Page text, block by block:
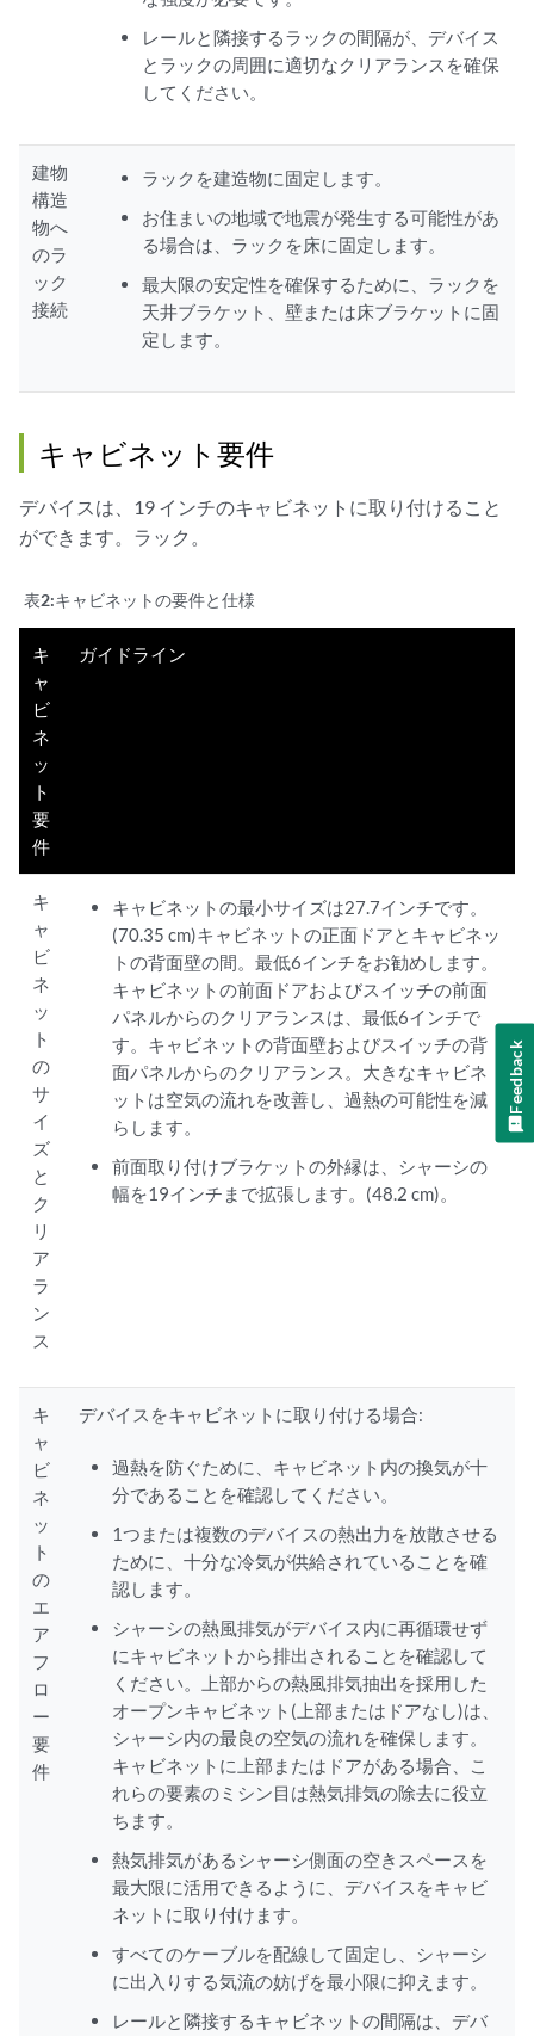
レールと隣接するラックの間隔が、デバイス
とラックの周囲に適切なクリアランスを確保
してください。
建物
構造
物へ
のラ
ック
接続
ラックを建造物に固定します。
お住まいの地域で地震が発生する可能性があ
る場合は、ラックを床に固定します。
最大限の安定性を確保するために、ラックを
天井ブラケット、壁または床ブラケットに固
定します。
キャビネット要件
デバイスは、19 インチのキャビネットに取り付けること
ができます。ラック。
表2:キャビネットの要件と仕様
キ
ャ
ビ
ネ
ッ
ト
要
件
ガイドライン
キ
ャ
ビ
ネ
ッ
ト
の
サ
イ
ズ
と
ク
リ
ア
ラ
ン
ス
キャビネットの最小サイズは27.7インチです。
(70.35 cm)キャビネットの正面ドアとキャビネッ
トの背面壁の間。最低6インチをお勧めします。
キャビネットの前面ドアおよびスイッチの前面
パネルからのクリアランスは、最低6インチで
す。キャビネットの背面壁およびスイッチの背
面パネルからのクリアランス。大きなキャビネ
ットは空気の流れを改善し、過熱の可能性を減
らします。
前面取り付けブラケットの外縁は、シャーシの
幅を19インチまで拡張します。(48.2 cm)。
キ
ャ
ビ
ネ
ッ
ト
の
エ
ア
フ
ロ
ー
要
件
デバイスをキャビネットに取り付ける場合:
過熱を防ぐために、キャビネット内の換気が十
分であることを確認してください。
1つまたは複数のデバイスの熱出力を放散させる
ために、十分な冷気が供給されていることを確
認します。
シャーシの熱風排気がデバイス内に再循環せず
にキャビネットから排出されることを確認して
ください。上部からの熱風排気抽出を採用した
オープンキャビネット(上部またはドアなし)は、
シャーシ内の最良の空気の流れを確保します。
キャビネットに上部またはドアがある場合、こ
れらの要素のミシン目は熱気排気の除去に役立
ちます。
熱気排気があるシャーシ側面の空きスペースを
最大限に活用できるように、デバイスをキャビ
ネットに取り付けます。
すべてのケーブルを配線して固定し、シャーシ
に出入りする気流の妨げを最小限に抑えます。
レールと隣接するキャビネットの間隔は、デバ
Feedback